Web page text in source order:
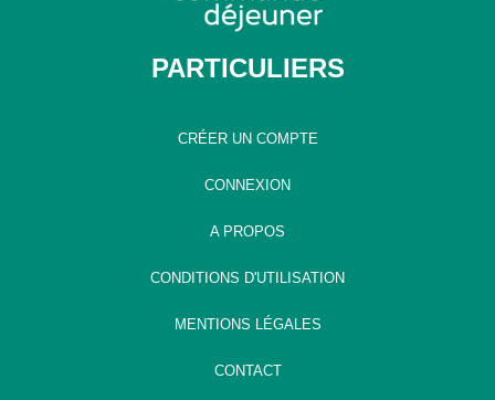
PARTICULIERS
CRÉER UN COMPTE
CONNEXION
A PROPOS
CONDITIONS D'UTILISATION
MENTIONS LÉGALES
CONTACT